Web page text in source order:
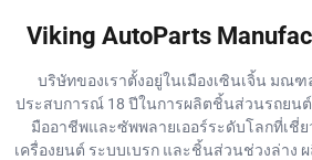
Viking AutoParts
บริษัทของเราตั้งอยู่ในเมืองเซินเจิ้น มณฑ
ประสบการณ์ 18 ปีในการผลิตชิ้นส่วนรถยนต์
มืออาชีพและซัพพลายเออร์ระดับโลกที่เชี่
เครื่องยนต์ ระบบเบรก และชิ้นส่วนช่วงล่าง